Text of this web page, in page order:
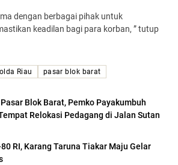
dengan berbagai pihak untuk
keadilan bagi para korban, ” tutup
Riau pasar blok barat
Blok Barat, Pemko Payakumbuh
Relokasi Pedagang di Jalan Sutan
RI, Karang Taruna Tiakar Maju Gelar